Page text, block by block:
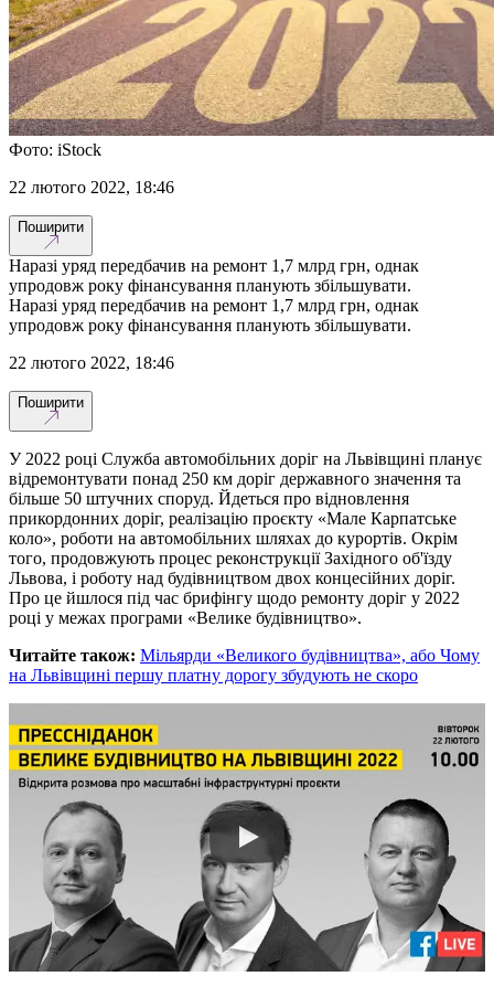
Фото: iStock
22 лютого 2022, 18:46
Поширити
Наразі уряд передбачив на ремонт 1,7 млрд грн, однак
упродовж року фінансування планують збільшувати.
Наразі уряд передбачив на ремонт 1,7 млрд грн, однак
упродовж року фінансування планують збільшувати.
22 лютого 2022, 18:46
Поширити
У 2022 році Служба автомобільних доріг на Львівщині планує
відремонтувати понад 250 км доріг державного значення та
більше 50 штучних споруд. Йдеться про відновлення
прикордонних доріг, реалізацію проєкту «Мале Карпатське
коло», роботи на автомобільних шляхах до курортів. Окрім
того, продовжують процес реконструкції Західного об'їзду
Львова, і роботу над будівництвом двох концесійних доріг.
Про це йшлося під час брифінгу щодо ремонту доріг у 2022
році у межах програми «Велике будівництво».
Читайте також: Мільярди «Великого будівництва», або Чому
на Львівщині першу платну дорогу збудують не скоро